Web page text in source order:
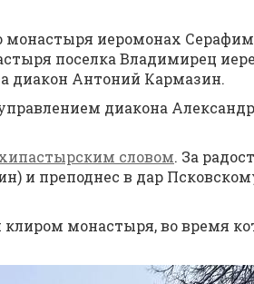
иеромонах
поселка Владимирец
диакон Антоний Кармазин.
диакона
словом. За
и преподнес в дар
монастыря, во время